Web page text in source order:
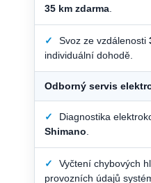
35 km zdarma
✓ Svoz ze vzdálenosti
individuální dohodě.
Odborný servis
✓ Diagnostika
Shimano
✓
Vyčtení chybových
provozních údajů